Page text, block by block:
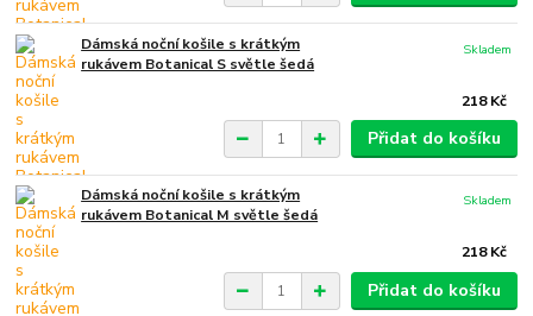
Dámská noční košile s krátkým
rukávem Botanical S světle šedá
218 Kč
Skladem
Přidat do košíku
Dámská noční košile s krátkým
rukávem Botanical M světle šedá
218 Kč
Skladem
Přidat do košíku